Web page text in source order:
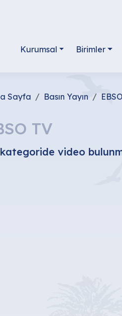
Kurumsal Birimler
Sayfa Basın Yayın
TV
video